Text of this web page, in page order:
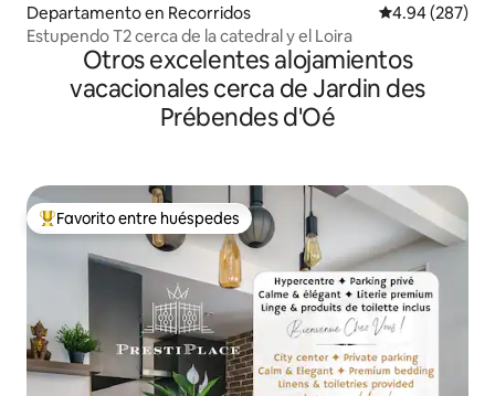
Departamento en Recorridos Calificación
4.94 (287)
Estupendo T2 cerca de la catedral y el Loira
Otros excelentes alojamientos
vacacionales cerca de Jardin des
Prébendes d'Oé
De los mejores en Favorito entre huéspedes
Favorito entre huéspedes